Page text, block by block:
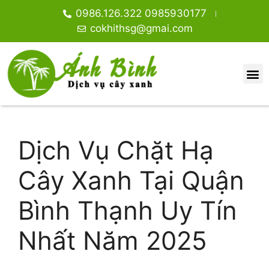
0986.126.322 0985930177
cokhithsg@gmai.com
Dịch Vụ Chặt Hạ
Cây Xanh Tại Quận
Bình Thạnh Uy Tín
Nhất Năm 2025